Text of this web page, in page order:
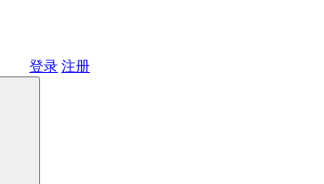
登录 注册